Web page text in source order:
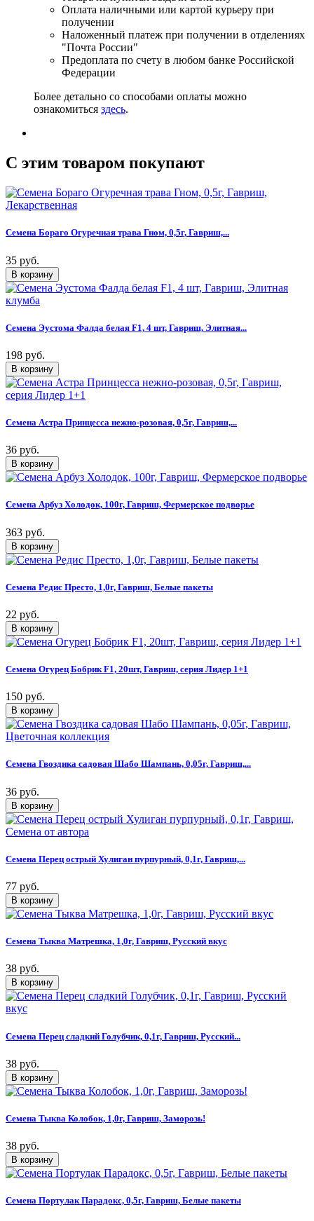
Оплата наличными или картой курьеру при
получении
Наложенный платеж при получении в отделениях
"Почта России"
Предоплата по счету в любом банке Российской
Федерации
Более детально со способами оплаты можно
ознакомиться здесь.
C этим товаром покупают
Семена Бораго Огуречная трава Гном, 0,5г, Гавриш,...
35 руб.
Семена Эустома Фалда белая F1, 4 шт, Гавриш, Элитная...
198 руб.
Семена Астра Принцесса нежно-розовая, 0,5г, Гавриш,...
36 руб.
Семена Арбуз Холодок, 100г, Гавриш, Фермерское подворье
363 руб.
Семена Редис Престо, 1,0г, Гавриш, Белые пакеты
22 руб.
Семена Огурец Бобрик F1, 20шт, Гавриш, серия Лидер 1+1
150 руб.
Семена Гвоздика садовая Шабо Шампань, 0,05г, Гавриш,...
36 руб.
Семена Перец острый Хулиган пурпурный, 0,1г, Гавриш,...
77 руб.
Семена Тыква Матрешка, 1,0г, Гавриш, Русский вкус
38 руб.
Семена Перец сладкий Голубчик, 0,1г, Гавриш, Русский...
38 руб.
Семена Тыква Колобок, 1,0г, Гавриш, Заморозь!
38 руб.
Семена Портулак Парадокс, 0,5г, Гавриш, Белые пакеты